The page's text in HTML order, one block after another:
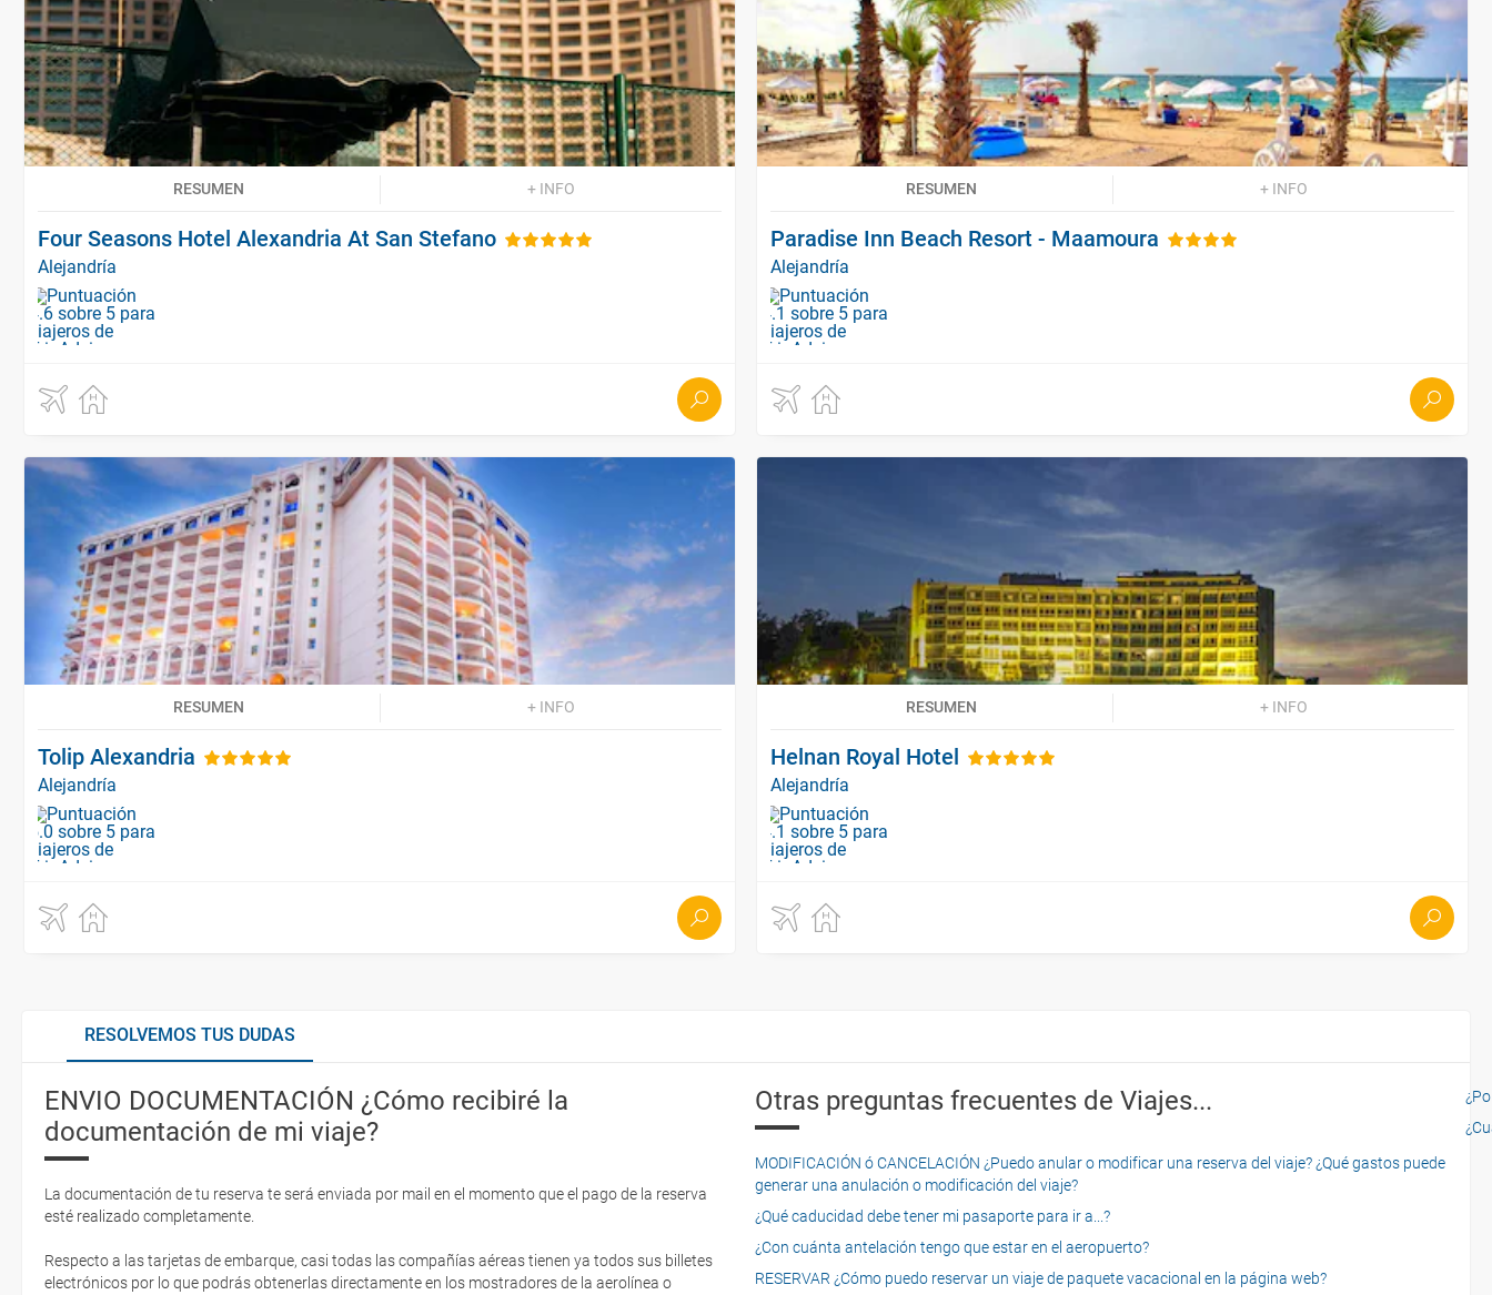
RESUMEN + INFO
Four Seasons Hotel Alexandria At San Stefano
Alejandría
RESUMEN + INFO
Paradise Inn Beach Resort - Maamoura
Alejandría
RESUMEN + INFO
Tolip Alexandria
Alejandría
RESUMEN + INFO
Helnan Royal Hotel
Alejandría
RESOLVEMOS TUS DUDAS
ENVIO DOCUMENTACIÓN ¿Cómo recibiré la
documentación de mi viaje?
La documentación de tu reserva te será enviada por mail en el momento que el pago de la reserva
esté realizado completamente.
Respecto a las tarjetas de embarque, casi todas las compañías aéreas tienen ya todos sus billetes
electrónicos por lo que podrás obtenerlas directamente en los mostradores de la aerolínea o
Otras preguntas frecuentes de Viajes...
MODIFICACIÓN ó CANCELACIÓN ¿Puedo anular o modificar una reserva del viaje? ¿Qué gastos puede
generar una anulación o modificación del viaje?
¿Qué caducidad debe tener mi pasaporte para ir a...?
¿Con cuánta antelación tengo que estar en el aeropuerto?
RESERVAR ¿Cómo puedo reservar un viaje de paquete vacacional en la página web?